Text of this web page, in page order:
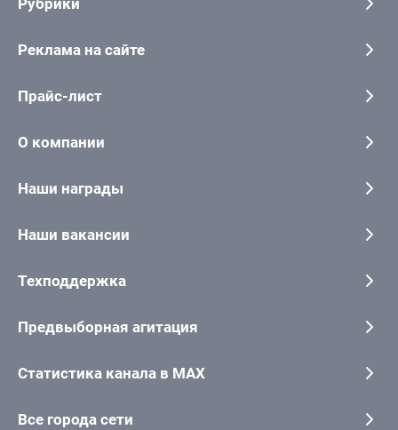
Рубрики
Реклама на сайте
Прайс-лист
О компании
Наши награды
Наши вакансии
Техподдержка
Предвыборная агитация
Статистика канала в MAX
Все города сети